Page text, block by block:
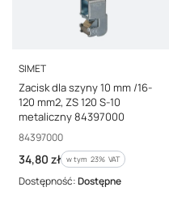
PRODUCENT
SIMET
Zacisk dla szyny 10 mm /16-
120 mm2, ZS 120 S-10
metaliczny 84397000
Kod producenta
84397000
Cena brutto
34,80 zł w tym %s VAT
w tym 23% VAT
Dostępność:Dostępne